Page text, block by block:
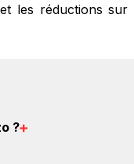
les réductions
?